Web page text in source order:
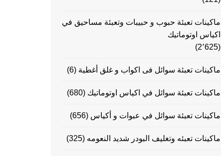
ماكينات تعبئة حبوب و حبيبات وتعبئة مساحيق في
اكياس اوتوماتيك
(2٬625)
ماكينات تعبئة سوائل فى اكواب و غلق أغطية (6)
ماكينات تعبئة سوائل في اكياس اوتوماتيك (680)
ماكينات تعبئة سوائل في عبوات و أكياس (656)
ماكينات تعبئه وتغليف البودر شديد النعومه (325)